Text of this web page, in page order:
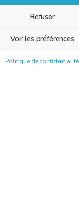
Refuser
Voir les préférences
Politique de confidentialité